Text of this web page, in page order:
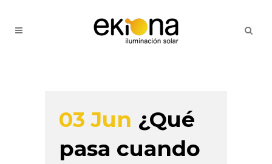
03 Jun ¿Qué
pasa cuando